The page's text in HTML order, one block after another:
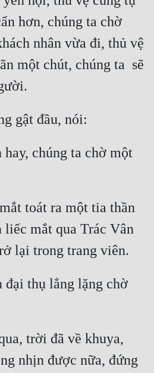
hơn, chúng ta chờ
nhân vừa đi, thủ vệ
một chút, chúng ta  sẽ
gật đầu, nói:
chúng ta chờ một
toát ra một tia thần
liếc mắt qua Trác Vân
lại trong trang viên.
thụ lẳng lặng chờ
trời đã về khuya,
nhịn được nữa, đứng